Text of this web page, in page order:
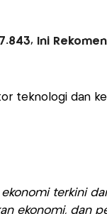
Ini
teknologi dan
terkini
ekonomi, dan